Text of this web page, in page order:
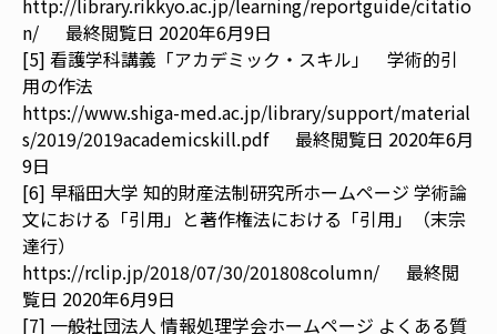
n/
最終閲覧日 2020年6月9日
[5] 看護学科講義「アカデミック・スキル」 学術的引
用の作法
https://www.shiga-med.ac.jp/library/support/material
s/2019/2019academicskill.pdf
最終閲覧日 2020年6月
9日
[6] 早稲田大学 知的財産法制研究所ホームページ 学術論
文における「引用」と著作権法における「引用」（末宗
達行）
https://rclip.jp/2018/07/30/201808column/
最終閲
覧日 2020年6月9日
[7] 一般社団法人 情報処理学会ホームページ よくある質